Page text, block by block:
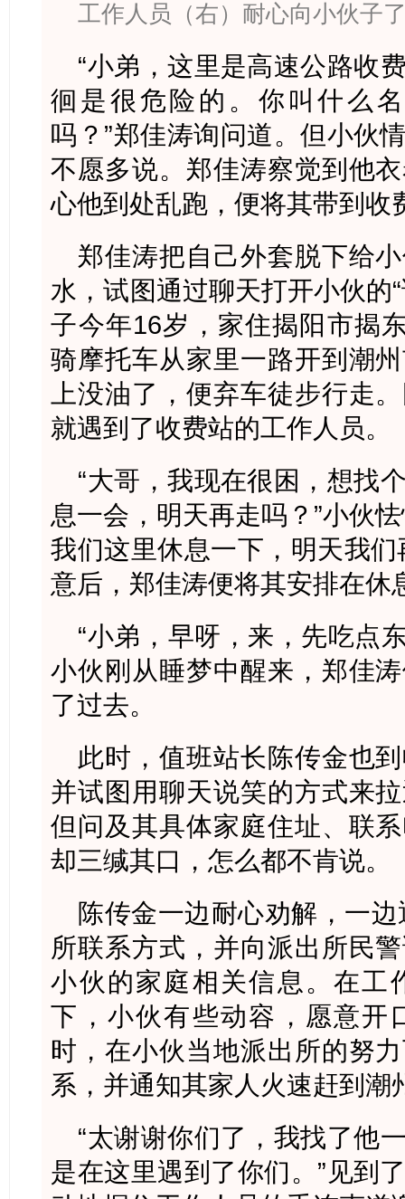
工作人员（右）耐心向小伙子
“小弟，这里是高速公路收
徊是很危险的。你叫什么
吗？”郑佳涛询问道。但小伙
不愿多说。郑佳涛察觉到他
心他到处乱跑，便将其带到收
郑佳涛把自己外套脱下给
水，试图通过聊天打开小伙的
子今年16岁，家住揭阳市揭
骑摩托车从家里一路开到潮
上没油了，便弃车徒步行走
就遇到了收费站的工作人员。
“大哥，我现在很困，想找
息一会，明天再走吗？”小伙
我们这里休息一下，明天我
意后，郑佳涛便将其安排在休
“小弟，早呀，来，先吃点
小伙刚从睡梦中醒来，郑佳
了过去。
此时，值班站长陈传金也
并试图用聊天说笑的方式来
但问及其具体家庭住址、联
却三缄其口，怎么都不肯说。
陈传金一边耐心劝解，一
所联系方式，并向派出所民
小伙的家庭相关信息。在工
下，小伙有些动容，愿意开
时，在小伙当地派出所的努
系，并通知其家人火速赶到潮
“太谢谢你们了，我找了他
是在这里遇到了你们。”见到